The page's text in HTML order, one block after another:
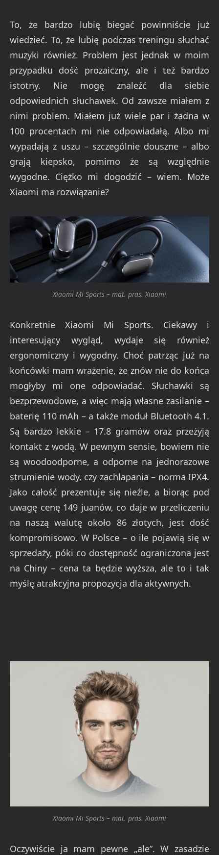
To, że bardzo lubię biegać powinniście już
wiedzieć. To, że lubię podczas treningu słuchać
muzyki również. Problem jest jednak w moim
przypadku dość prozaiczny, ale i też bardzo
istotny. Nie mogę znaleźć dla siebie
odpowiednich słuchawek. Od zawsze miałem z
nimi problem. Miałem już wiele par i żadna w
100 procentach mi nie odpowiadałą. Albo mi
wypadają z uszu – szczególnie douszne – albo
grają kiepsko, pomimo że są względnie
wygodne. Ciężko mi dogodzić – wiem. Może
Xiaomi ma rozwiązanie?
Xiaomi Mi Sports – mat. pras. Xiaomi
Konkretnie Xiaomi Mi Sports. Ciekawy i
interesujący wygląd, wydaje się również
ergonomiczny i wygodny. Choć patrząc już na
końcówki mam wrażenie, że znów nie do końca
mogłyby mi one odpowiadać. Słuchawki są
bezprzewodowe, a więc mają własne zasilanie –
baterię 110 mAh – a także moduł Bluetooth 4.1.
Są bardzo lekkie – 17.8 gramów oraz przeżyją
kontakt z wodą. W pewnym sensie, bowiem nie
są woodoodporne, a odporne na jednorazowe
strumienie wody, czy zachlapania – norma IPX4.
Jako całość prezentuje się nieźle, a biorąc pod
uwagę cenę 149 juanów, co daje w przeliczeniu
na naszą walutę około 86 złotych, jest dość
kompromisowo. W Polsce – o ile pojawią się w
sprzedaży, póki co dostępność ograniczona jest
na Chiny – cena ta będzie wyższa, ale to i tak
myślę atrakcyjna propozycja dla aktywnych.
Xiaomi Mi Sports – mat. pras. Xiaomi
Oczywiście ja mam pewne „ale”. W zasadzie